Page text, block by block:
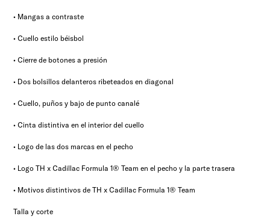
• Mangas a contraste
• Cuello estilo béisbol
• Cierre de botones a presión
• Dos bolsillos delanteros ribeteados en diagonal
• Cuello, puños y bajo de punto canalé
• Cinta distintiva en el interior del cuello
• Logo de las dos marcas en el pecho
• Logo TH x Cadillac Formula 1® Team en el pecho y la parte trasera
• Motivos distintivos de TH x Cadillac Formula 1® Team
Talla y corte